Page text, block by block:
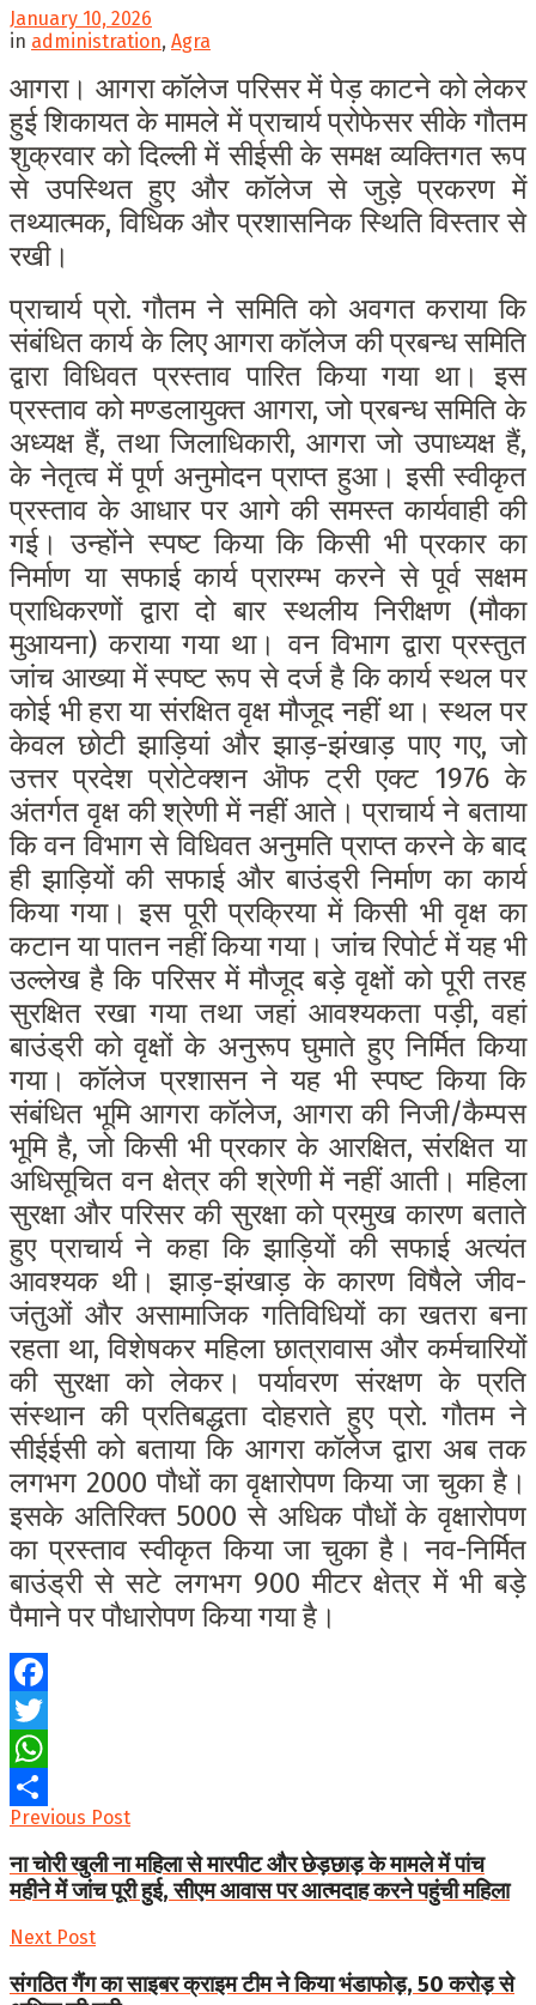
January 10, 2026
in administration, Agra
आगरा। आगरा कॉलेज परिसर में पेड़ काटने को लेकर
हुई शिकायत के मामले में प्राचार्य प्रोफेसर सीके गौतम
शुक्रवार को दिल्ली में सीईसी के समक्ष व्यक्तिगत रूप
से उपस्थित हुए और कॉलेज से जुड़े प्रकरण में
तथ्यात्मक, विधिक और प्रशासनिक स्थिति विस्तार से
रखी।
प्राचार्य प्रो. गौतम ने समिति को अवगत कराया कि
संबंधित कार्य के लिए आगरा कॉलेज की प्रबन्ध समिति
द्वारा विधिवत प्रस्ताव पारित किया गया था। इस
प्रस्ताव को मण्डलायुक्त आगरा, जो प्रबन्ध समिति के
अध्यक्ष हैं, तथा जिलाधिकारी, आगरा जो उपाध्यक्ष हैं,
के नेतृत्व में पूर्ण अनुमोदन प्राप्त हुआ। इसी स्वीकृत
प्रस्ताव के आधार पर आगे की समस्त कार्यवाही की
गई।उन्होंने स्पष्ट किया कि किसी भी प्रकार का
निर्माण या सफाई कार्य प्रारम्भ करने से पूर्व सक्षम
प्राधिकरणों द्वारा दो बार स्थलीय निरीक्षण (मौका
मुआयना) कराया गया था। वन विभाग द्वारा प्रस्तुत
जांच आख्या में स्पष्ट रूप से दर्ज है कि कार्य स्थल पर
कोई भी हरा या संरक्षित वृक्ष मौजूद नहीं था। स्थल पर
केवल छोटी झाड़ियां और झाड़-झंखाड़ पाए गए, जो
उत्तर प्रदेश प्रोटेक्शन ऒफ ट्री एक्ट 1976 के
अंतर्गत वृक्ष की श्रेणी में नहीं आते।प्राचार्य ने बताया
कि वन विभाग से विधिवत अनुमति प्राप्त करने के बाद
ही झाड़ियों की सफाई और बाउंड्री निर्माण का कार्य
किया गया। इस पूरी प्रक्रिया में किसी भी वृक्ष का
कटान या पातन नहीं किया गया। जांच रिपोर्ट में यह भी
उल्लेख है कि परिसर में मौजूद बड़े वृक्षों को पूरी तरह
सुरक्षित रखा गया तथा जहां आवश्यकता पड़ी, वहां
बाउंड्री को वृक्षों के अनुरूप घुमाते हुए निर्मित किया
गया।कॉलेज प्रशासन ने यह भी स्पष्ट किया कि
संबंधित भूमि आगरा कॉलेज, आगरा की निजी/कैम्पस
भूमि है, जो किसी भी प्रकार के आरक्षित, संरक्षित या
अधिसूचित वन क्षेत्र की श्रेणी में नहीं आती।महिला
सुरक्षा और परिसर की सुरक्षा को प्रमुख कारण बताते
हुए प्राचार्य ने कहा कि झाड़ियों की सफाई अत्यंत
आवश्यक थी। झाड़-झंखाड़ के कारण विषैले जीव-
जंतुओं और असामाजिक गतिविधियों का खतरा बना
रहता था, विशेषकर महिला छात्रावास और कर्मचारियों
की सुरक्षा को लेकर।पर्यावरण संरक्षण के प्रति
संस्थान की प्रतिबद्धता दोहराते हुए प्रो. गौतम ने
सीईईसी को बताया कि आगरा कॉलेज द्वारा अब तक
लगभग 2000 पौधों का वृक्षारोपण किया जा चुका है।
इसके अतिरिक्त 5000 से अधिक पौधों के वृक्षारोपण
का प्रस्ताव स्वीकृत किया जा चुका है। नव-निर्मित
बाउंड्री से सटे लगभग 900 मीटर क्षेत्र में भी बड़े
पैमाने पर पौधारोपण किया गया है।
Facebook
Twitter
WhatsApp
Share
Previous Post
ना चोरी खुली ना महिला से मारपीट और छेड़छाड़ के मामले में पांच
महीने में जांच पूरी हुई, सीएम आवास पर आत्मदाह करने पहुंची महिला
Next Post
संगठित गैंग का साइबर क्राइम टीम ने किया भंडाफोड़, 50 करोड़ से